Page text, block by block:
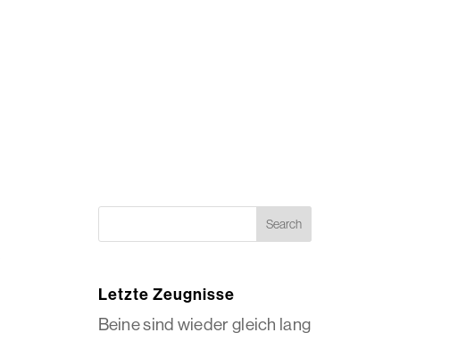
Letzte Zeugnisse
Beine sind wieder gleich lang